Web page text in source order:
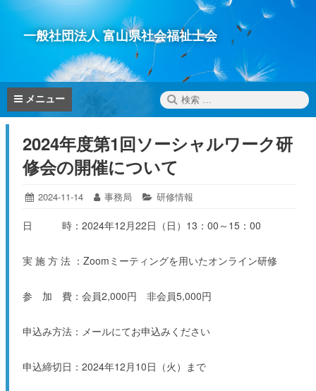
コ
へ
ス
キ
メニュー
検
索:
一般社団法人 富山県社会福祉士会
2024年度第1回ソーシャルワーク研
修会の開催について
投
2024-11-142024-
14
投
者:
事務局
カ
ゴ
研修情報
日 時：2024年12月22日（日）13：00～15：00
実 施 方 法 ：Zoomミーティングを用いたオンライン研修
参 加 費：会員2,000円 非会員5,000円
申込み方法：メールにてお申込みください
申込締切日：2024年12月10日（火）まで